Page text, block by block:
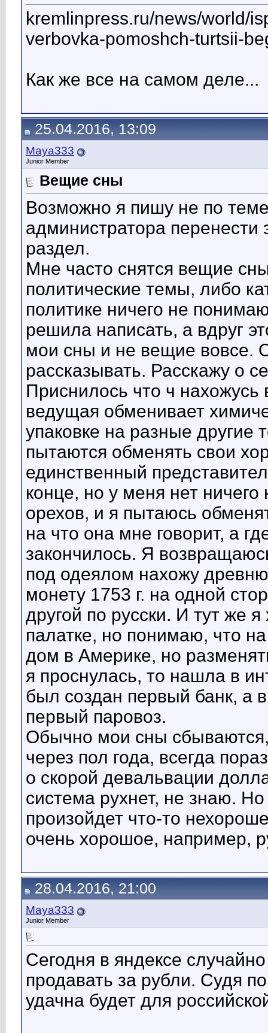
kremlinpress.ru/news/world/
verbovka-pomoshch-turtsii-
Как же все на самом деле...
25.04.2016, 13:09
Maya333
Junior Member
Вещие сны
Возможно я пишу не по
администратора перенести
раздел.
Мне часто снятся вещие
политические темы, либо
политике ничего не
решила написать, а вдруг
мои сны и не вещие вовсе.
рассказывать. Расскажу о
Приснилось что ч
ведущая обменивает
упаковке на разные другие
пытаются обменять свои
единственный
конце, но у меня нет
орехов, и я пытаюсь
на что она мне говорит, а
закончилось. Я
под одеялом нахожу
монету 1753 г. на одной
другой по русски. И тут же
палатке, но понимаю, что
дом в Америке, но
я проснулась, то нашла в
был создан первый банк, а
первый паровоз.
Обычно мои сны
через пол года, всегда
о скорой девальвации
система рухнет, не знаю.
произойдет что-то
очень хорошое, например,
28.04.2016, 21:00
Maya333
Junior Member
Сегодня в яндексе
продавать за рубли. Судя
удачна будет для